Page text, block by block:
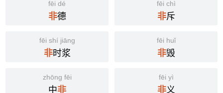
fēi dé
非德
fēi chì
非斥
fēi shí jiāng
非时浆
fēi huǐ
非毁
zhōng fēi
中非
fēi yì
非义